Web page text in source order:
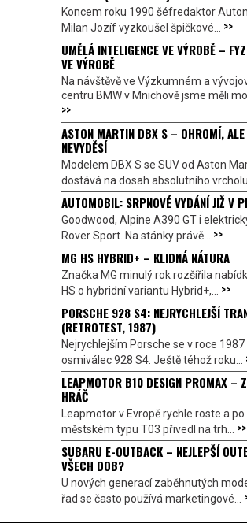
Koncem roku 1990 šéfredaktor
Milan Jozíf vyzkoušel špičkové... >>
UMĚLÁ INTELIGENCE VE VÝROBĚ –
VE VÝROBĚ
Na návštěvě ve Výzkumném a
centru BMW v Mnichově jsme měli
>>
ASTON MARTIN DBX S – OHROMÍ, ALE
NEVYDĚSÍ
Modelem DBX S se SUV od Aston
dostává na dosah absolutního
AUTOMOBIL: SRPNOVÉ VYDÁNÍ JIŽ V
Goodwood, Alpine A390 GT i
Rover Sport. Na stánky právě... >>
MG HS HYBRID+ – KLIDNÁ NÁTURA
Značka MG minulý rok rozšířila
HS o hybridní variantu Hybrid+,... >>
PORSCHE 928 S4: NEJRYCHLEJŠÍ
(RETROTEST, 1987)
Nejrychlejším Porsche se v roce 1987
osmiválec 928 S4. Ještě téhož roku...
LEAPMOTOR B10 DESIGN PROMAX –
HRÁČ
Leapmotor v Evropě rychle roste a
městském typu T03 přivedl na trh... >>
SUBARU E-OUTBACK – NEJLEPŠÍ
VŠECH DOB?
U nových generací zaběhnutých
řad se často používá marketingové...